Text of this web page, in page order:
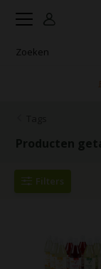
Producten
Filters